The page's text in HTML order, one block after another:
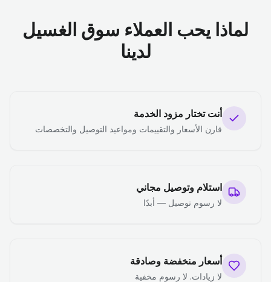
لماذا يحب العملاء سوق الغسيل
لدينا
أنت تختار مزود الخدمة
قارن الأسعار والتقييمات ومواعيد التوصيل والتخصصات
استلام وتوصيل مجاني
لا رسوم توصيل — أبدًا
أسعار منخفضة وصادقة
لا زيادات. لا رسوم مخفية